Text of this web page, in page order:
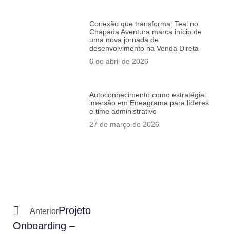
Conexão que transforma: Teal no
Chapada Aventura marca início de
uma nova jornada de
desenvolvimento na Venda Direta
6 de abril de 2026
Autoconhecimento como estratégia:
imersão em Eneagrama para líderes
e time administrativo
27 de março de 2026
AnteriorProjeto
Onboarding –